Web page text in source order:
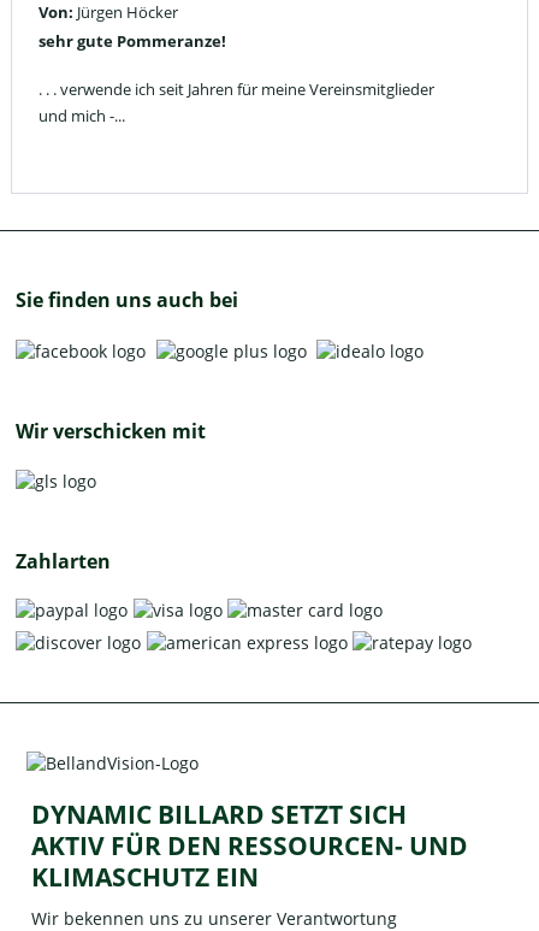
Von: Jürgen Höcker
sehr gute Pommeranze!
. . . verwende ich seit Jahren für meine Vereinsmitglieder
und mich -...
Sie finden uns auch bei
Wir verschicken mit
Zahlarten
DYNAMIC BILLARD SETZT SICH
AKTIV FÜR DEN RESSOURCEN- UND
KLIMASCHUTZ EIN
Wir bekennen uns zu unserer Verantwortung